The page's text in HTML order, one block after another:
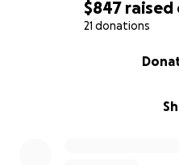
$847 raised
21 donations
atender las necesidades
sostener una práctica
independencia